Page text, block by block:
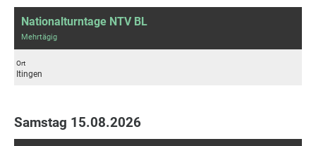
Nationalturntage NTV BL
Mehrtägig
Ort
Itingen
Samstag 15.08.2026